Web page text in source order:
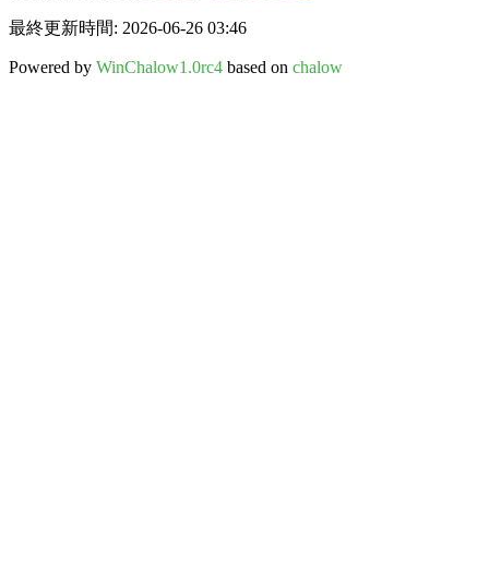
最終更新時間: 2026-06-26 03:46
Powered by WinChalow1.0rc4 based on chalow